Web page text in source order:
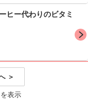
ヒー代わりのビタミ
＞
表示